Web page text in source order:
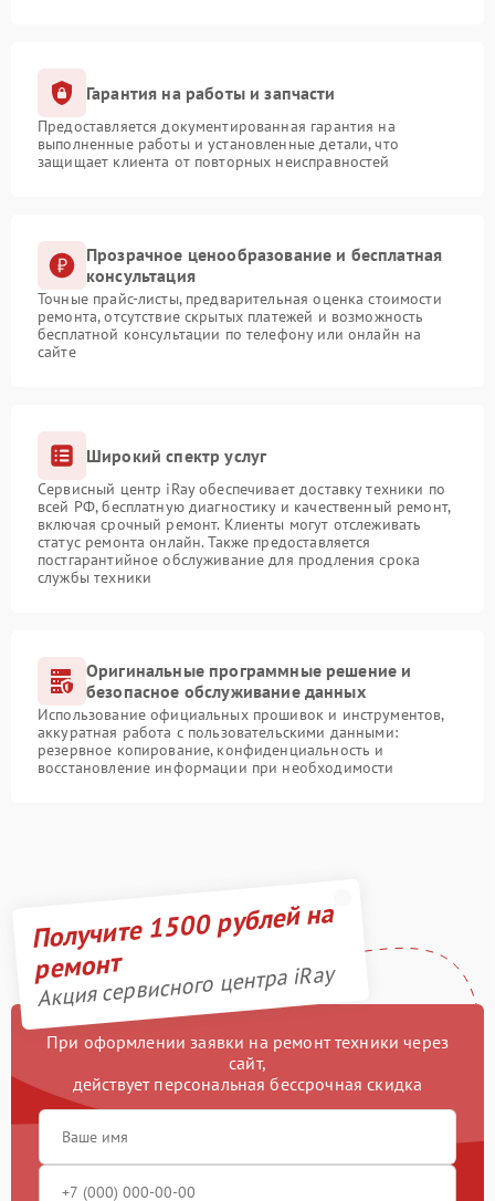
Гарантия на работы и запчасти
Предоставляется документированная гарантия на
выполненные работы и установленные детали, что
защищает клиента от повторных неисправностей
Прозрачное ценообразование и бесплатная
консультация
Точные прайс-листы, предварительная оценка стоимости
ремонта, отсутствие скрытых платежей и возможность
бесплатной консультации по телефону или онлайн на
сайте
Широкий спектр услуг
Сервисный центр iRay обеспечивает доставку техники по
всей РФ, бесплатную диагностику и качественный ремонт,
включая срочный ремонт. Клиенты могут отслеживать
статус ремонта онлайн. Также предоставляется
постгарантийное обслуживание для продления срока
службы техники
Оригинальные программные решение и
безопасное обслуживание данных
Использование официальных прошивок и инструментов,
аккуратная работа с пользовательскими данными:
резервное копирование, конфиденциальность и
восстановление информации при необходимости
Получите 1500 рублей на
ремонт
Акция сервисного центра iRay
При оформлении заявки на ремонт техники через
сайт,
действует персональная бессрочная скидка